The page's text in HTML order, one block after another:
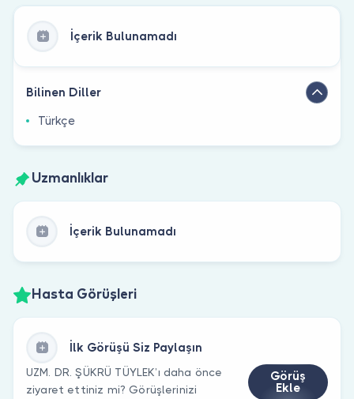
İçerik Bulunamadı
Bilinen Diller
Türkçe
Uzmanlıklar
İçerik Bulunamadı
Hasta Görüşleri
İlk Görüşü Siz Paylaşın
UZM. DR. ŞÜKRÜ TÜYLEK’ı daha önce
ziyaret ettiniz mi? Görüşlerinizi
Görüş
Ekle